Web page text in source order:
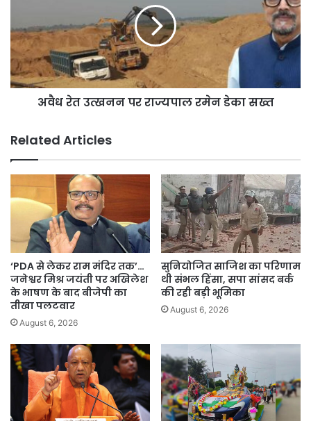
राज्यपाल
रमेन
डेका
सख्त
अवैध रेत उत्खनन पर राज्यपाल रमेन डेका सख्त
Related Articles
‘PDA से लेकर राम मंदिर तक’…
जनेश्वर मिश्र जयंती पर अखिलेश
के भाषण के बाद बीजेपी का
तीखा पलटवार
August 6, 2026
सुनियोजित साजिश का परिणाम
थी संभल हिंसा, सपा सांसद बर्क
की रही बड़ी भूमिका
August 6, 2026